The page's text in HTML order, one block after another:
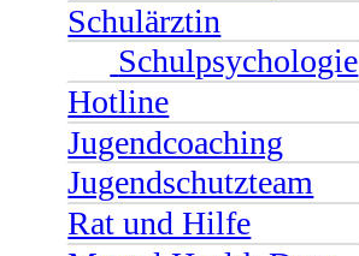
Schulärztin
Schulpsychologie
Hotline
Jugendcoaching
Jugendschutzteam
Rat und Hilfe